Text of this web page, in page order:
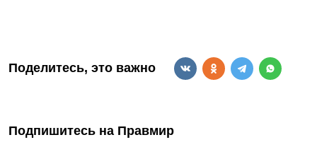
Поделитесь, это важно
Подпишитесь на Правмир